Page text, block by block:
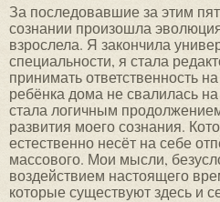
За последовавшие за этим
сознании произошла
взрослела. Я закончила
специальности, я стала
принимать ответственность
ребёнка дома не свалилась
стала логичным
развития моего сознания.
естественно несёт на себе
массового. Мои мысли,
воздействием настоящего
которые существуют здесь и